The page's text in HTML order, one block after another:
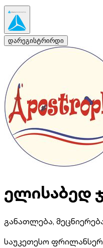
დარეგისტრირდი
ელისაბედ
განათლება,
საუკეთესო